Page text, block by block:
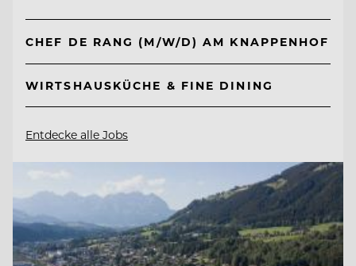
CHEF DE RANG (M/W/D) AM KNAPPENHOF
WIRTSHAUSKÜCHE & FINE DINING
Entdecke alle Jobs